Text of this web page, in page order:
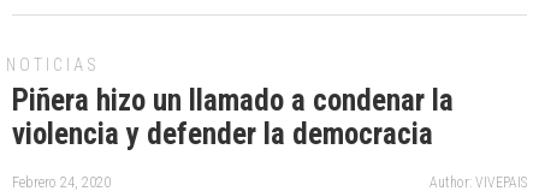
NOTICIAS
Piñera hizo un llamado a condenar la
violencia y defender la democracia
Febrero 24, 2020 Author: VIVEPAIS